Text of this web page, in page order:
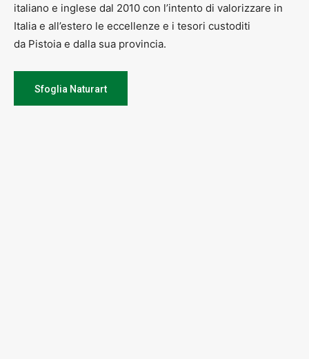
italiano e inglese dal 2010 con l’intento di valorizzare in
Italia e all’estero le eccellenze e i tesori custoditi
da Pistoia e dalla sua provincia.
Sfoglia Naturart